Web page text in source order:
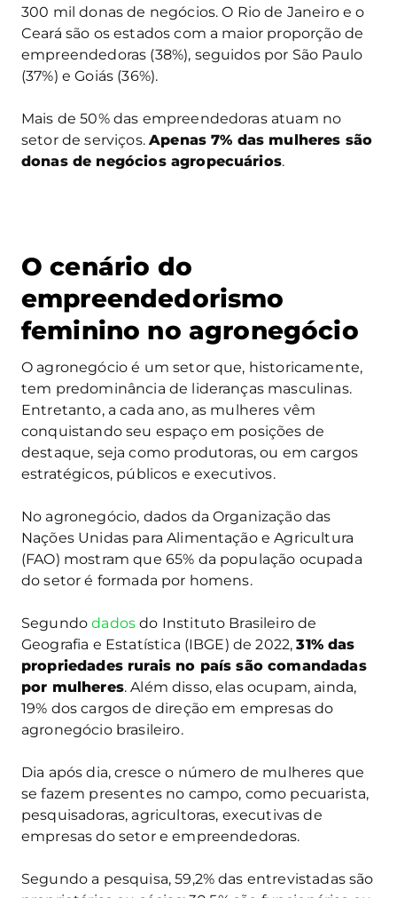
300 mil donas de negócios. O Rio de Janeiro e o
Ceará são os estados com a maior proporção de
empreendedoras (38%), seguidos por São Paulo
(37%) e Goiás (36%).
Mais de 50% das empreendedoras atuam no
setor de serviços.Apenas 7% das mulheres são
donas de negócios agropecuários.
O cenário do
empreendedorismo
feminino no agronegócio
O agronegócio é um setor que, historicamente,
tem predominância de lideranças masculinas.
Entretanto, a cada ano, as mulheres vêm
conquistando seu espaço em posições de
destaque, seja como produtoras, ou em cargos
estratégicos, públicos e executivos.
No agronegócio, dados da Organização das
Nações Unidas para Alimentação e Agricultura
(FAO) mostram que 65% da população ocupada
do setor é formada por homens.
Segundodados do Instituto Brasileiro de
Geografia e Estatística (IBGE) de 2022,31% das
propriedades rurais no país são comandadas
por mulheres. Além disso, elas ocupam, ainda,
19% dos cargos de direção em empresas do
agronegócio brasileiro.
Dia após dia, cresce o número de mulheres que
se fazem presentes no campo, como pecuarista,
pesquisadoras, agricultoras, executivas de
empresas do setor e empreendedoras.
Segundo a pesquisa, 59,2% das entrevistadas são